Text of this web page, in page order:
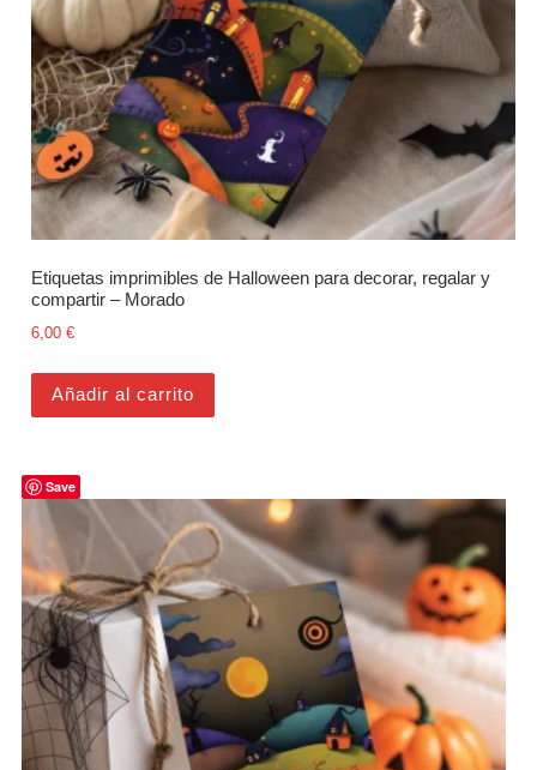
Etiquetas imprimibles de Halloween para decorar, regalar y
compartir – Morado
6,00€
Añadir al carrito
Save